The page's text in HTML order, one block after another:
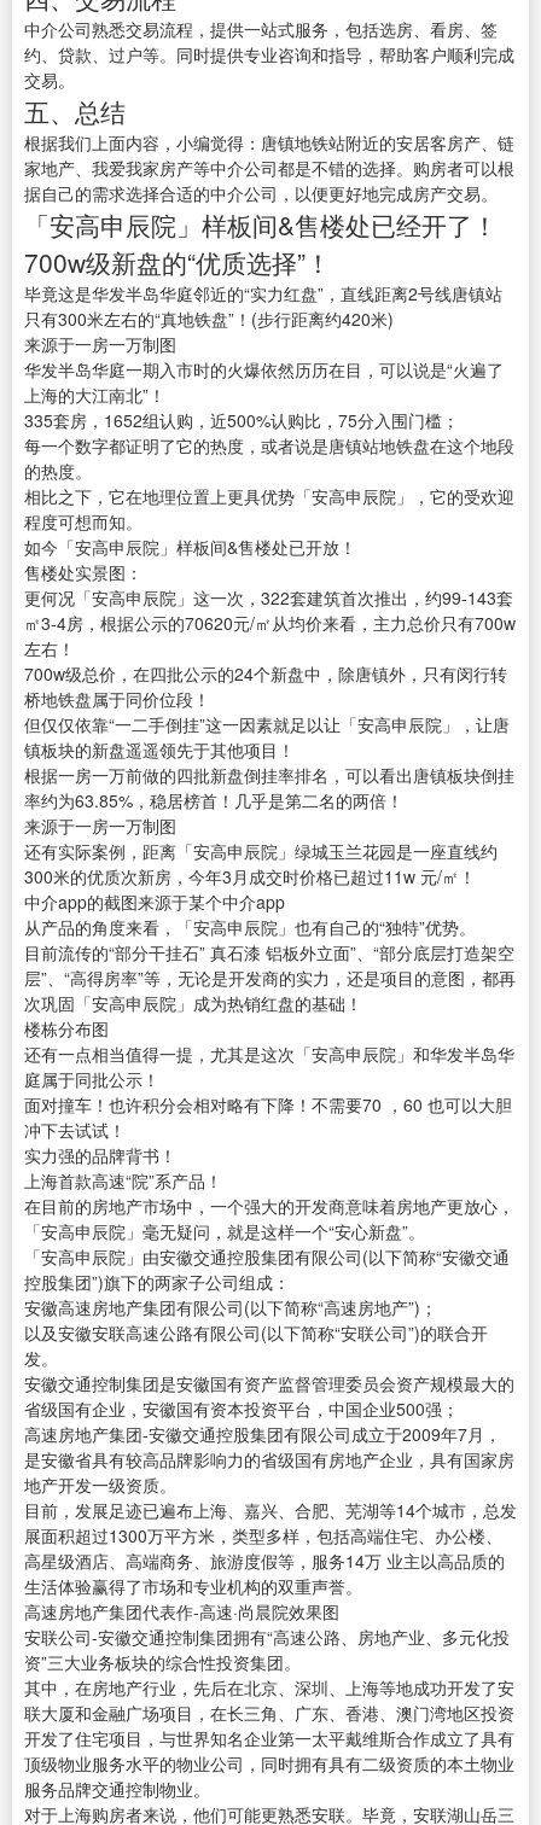
中介公司熟悉交易流程，提供一站式服务，包括选房、看房、签
约、贷款、过户等。同时提供专业咨询和指导，帮助客户顺利完成
交易。
五、总结
根据我们上面内容，小编觉得：唐镇地铁站附近的安居客房产、链
家地产、我爱我家房产等中介公司都是不错的选择。购房者可以根
据自己的需求选择合适的中介公司，以便更好地完成房产交易。
「安高申辰院」样板间&售楼处已经开了！
700w级新盘的“优质选择”！
毕竟这是华发半岛华庭邻近的“实力红盘”，直线距离2号线唐镇站
只有300米左右的“真地铁盘”！(步行距离约420米)
来源于一房一万制图
华发半岛华庭一期入市时的火爆依然历历在目，可以说是“火遍了
上海的大江南北”！
335套房，1652组认购，近500%认购比，75分入围门槛；
每一个数字都证明了它的热度，或者说是唐镇站地铁盘在这个地段
的热度。
相比之下，它在地理位置上更具优势「安高申辰院」，它的受欢迎
程度可想而知。
如今「安高申辰院」样板间&售楼处已开放！
售楼处实景图：
更何况「安高申辰院」这一次，322套建筑首次推出，约99-143套
㎡3-4房，根据公示的70620元/㎡从均价来看，主力总价只有700w
左右！
700w级总价，在四批公示的24个新盘中，除唐镇外，只有闵行转
桥地铁盘属于同价位段！
但仅仅依靠“一二手倒挂”这一因素就足以让「安高申辰院」，让唐
镇板块的新盘遥遥领先于其他项目！
根据一房一万前做的四批新盘倒挂率排名，可以看出唐镇板块倒挂
率约为63.85%，稳居榜首！几乎是第二名的两倍！
来源于一房一万制图
还有实际案例，距离「安高申辰院」绿城玉兰花园是一座直线约
300米的优质次新房，今年3月成交时价格已超过11w 元/㎡！
中介app的截图来源于某个中介app
从产品的角度来看，「安高申辰院」也有自己的“独特”优势。
目前流传的“部分干挂石” 真石漆 铝板外立面”、“部分底层打造架空
层”、“高得房率”等，无论是开发商的实力，还是项目的意图，都再
次巩固「安高申辰院」成为热销红盘的基础！
楼栋分布图
还有一点相当值得一提，尤其是这次「安高申辰院」和华发半岛华
庭属于同批公示！
面对撞车！也许积分会相对略有下降！不需要70 ，60 也可以大胆
冲下去试试！
实力强的品牌背书！
上海首款高速“院”系产品！
在目前的房地产市场中，一个强大的开发商意味着房地产更放心，
「安高申辰院」毫无疑问，就是这样一个“安心新盘”。
「安高申辰院」由安徽交通控股集团有限公司(以下简称“安徽交通
控股集团”)旗下的两家子公司组成：
安徽高速房地产集团有限公司(以下简称“高速房地产”)；
以及安徽安联高速公路有限公司(以下简称“安联公司”)的联合开
发。
安徽交通控制集团是安徽国有资产监督管理委员会资产规模最大的
省级国有企业，安徽国有资本投资平台，中国企业500强；
高速房地产集团-安徽交通控股集团有限公司成立于2009年7月，
是安徽省具有较高品牌影响力的省级国有房地产企业，具有国家房
地产开发一级资质。
目前，发展足迹已遍布上海、嘉兴、合肥、芜湖等14个城市，总发
展面积超过1300万平方米，类型多样，包括高端住宅、办公楼、
高星级酒店、高端商务、旅游度假等，服务14万 业主以高品质的
生活体验赢得了市场和专业机构的双重声誉。
高速房地产集团代表作-高速·尚晨院效果图
安联公司-安徽交通控制集团拥有“高速公路、房地产业、多元化投
资”三大业务板块的综合性投资集团。
其中，在房地产行业，先后在北京、深圳、上海等地成功开发了安
联大厦和金融广场项目，在长三角、广东、香港、澳门湾地区投资
开发了住宅项目，与世界知名企业第一太平戴维斯合作成立了具有
顶级物业服务水平的物业公司，同时拥有具有二级资质的本土物业
服务品牌交通控制物业。
对于上海购房者来说，他们可能更熟悉安联。毕竟，安联湖山岳三